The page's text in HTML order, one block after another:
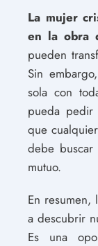
La mujer
en la obra
pueden
Sin
sola con
pueda pedir
que
debe
mutuo.
En resumen,
a descubrir
Es una